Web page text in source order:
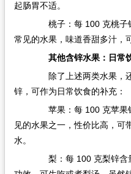
起肠胃不适。​
桃子：每 100 克桃子
常见的水果，味道香甜多汁，
其他含锌水果：日常
除了上述两类水果，还
锌，可作为日常饮食的补充：​
苹果：每 100 克苹果
见的水果之一，性价比高，可
水。​
梨：每 100 克梨锌含